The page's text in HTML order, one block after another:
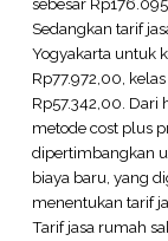
Sedangkan tarif
Yogyakarta untuk
Rp77.972,00,
Rp57.342,00. Dari
metode cost plus
dipertimbangkan
biaya baru, yang
menentukan tarif
Tarif jasa rumah